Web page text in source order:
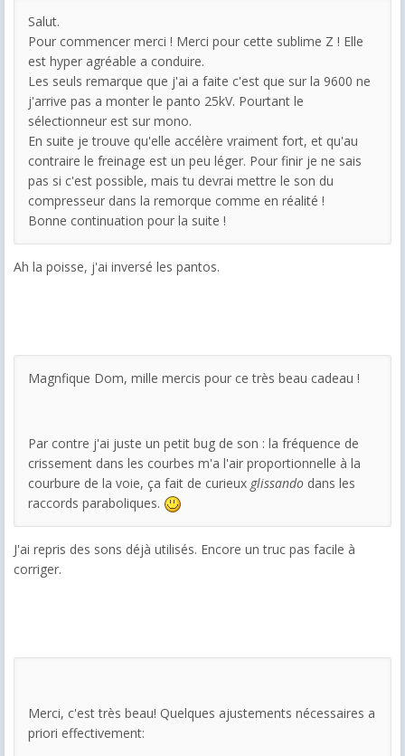
Salut.
Pour commencer merci ! Merci pour cette sublime Z ! Elle
est hyper agréable a conduire.
Les seuls remarque que j'ai a faite c'est que sur la 9600 ne
j'arrive pas a monter le panto 25kV. Pourtant le
sélectionneur est sur mono.
En suite je trouve qu'elle accélère vraiment fort, et qu'au
contraire le freinage est un peu léger. Pour finir je ne sais
pas si c'est possible, mais tu devrai mettre le son du
compresseur dans la remorque comme en réalité !
Bonne continuation pour la suite !
Ah la poisse, j'ai inversé les pantos.
Magnfique Dom, mille mercis pour ce très beau cadeau !
Par contre j'ai juste un petit bug de son : la fréquence de
crissement dans les courbes m'a l'air proportionnelle à la
courbure de la voie, ça fait de curieux glissando dans les
raccords paraboliques.
J'ai repris des sons déjà utilisés. Encore un truc pas facile à
corriger.
Merci, c'est très beau! Quelques ajustements nécessaires a
priori effectivement: